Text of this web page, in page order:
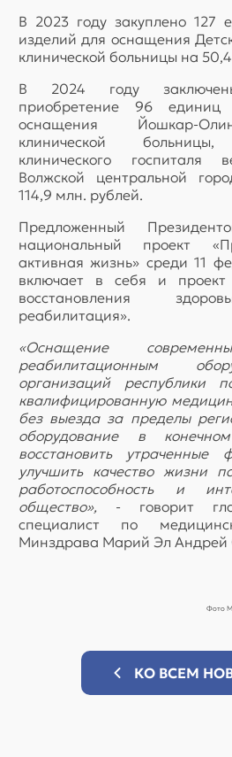
В 2023 году закуплено 127
изделий для оснащения
клинической больницы на
В 2024 году
приобретение 96 единиц
оснащения Йошкар-
клинической больницы,
клинического
Волжской центральной
114,9 млн. рублей.
Предложенный
национальный проект
активная жизнь» среди 11
включает в себя и
восстановления
реабилитация».
«Оснащение
реабилитационным
организаций республики
квалифицированную
без выезда за пределы
оборудование в
восстановить утраченные
улучшить качество жизни
работоспособность и
общество», - говорит
специалист по
Минздрава Марий Эл Андрей
Фото
КО ВСЕМ